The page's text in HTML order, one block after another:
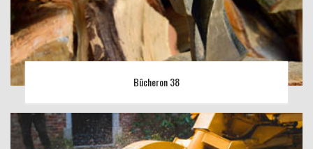
Bûcheron 38